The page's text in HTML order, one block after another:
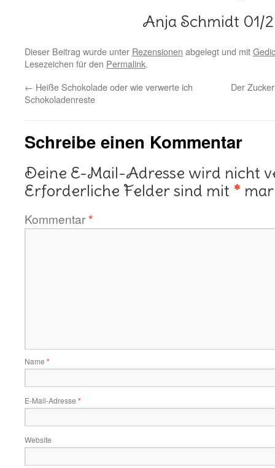
Anja Schmidt 01/
Dieser Beitrag wurde unter Rezensionen abgelegt und mit
Lesezeichen für den Permalink.
← Heiße Schokolade oder wie verwerte ich
Schokoladenreste
Der
Schreibe einen Kommentar
Deine E-Mail-Adresse wird nicht
Erforderliche Felder sind mit *
Kommentar*
Name *
E-Mail-Adresse *
Website